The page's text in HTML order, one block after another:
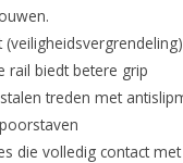
(veiligheidsvergrendeling)
rail biedt betere grip
treden met
die volledig contact